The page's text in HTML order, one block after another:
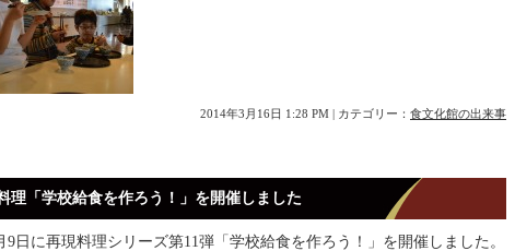
2014年3月16日 1:28 PM | カテゴリー： 食文化館の出来事
理「学校給食を作ろう！」を開催しました
日に再現料理シリーズ第11弾「学校給食を作ろう！」を開催しました。